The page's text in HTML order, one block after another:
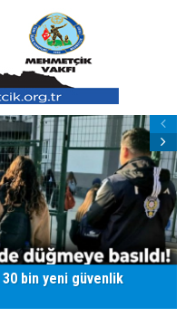
30 bin yeni güvenlik